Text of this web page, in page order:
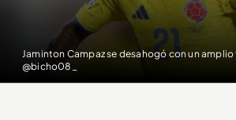
Jaminton Campaz se desahogó con un
@bicho08_